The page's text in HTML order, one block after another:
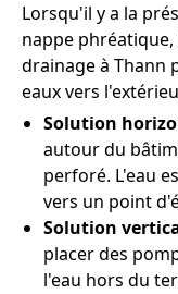
Lorsqu'il y a la
nappe
drainage à Thann
eaux vers
Solution
autour du
perforé. L'eau
vers un point
Solution
placer des
l'eau hors du